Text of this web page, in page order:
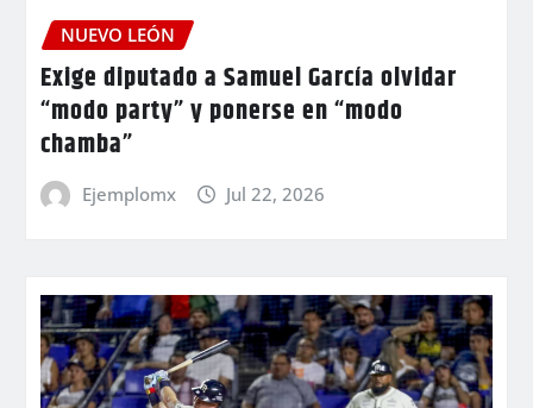
NUEVO LEÓN
Exige diputado a Samuel García olvidar
“modo party” y ponerse en “modo
chamba”
Ejemplomx Jul 22, 2026